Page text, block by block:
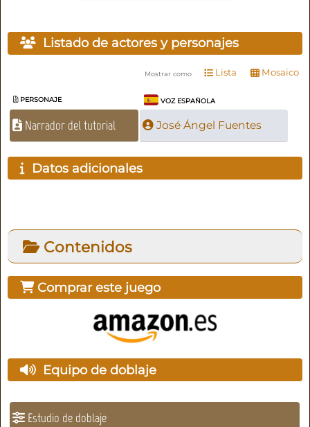
Listado de actores y personajes
Mostrar como Lista Mosaico
PERSONAJE VOZ ESPAÑOLA
Narrador del tutorial José Ángel Fuentes
Datos adicionales
Contenidos
Comprar este juego
Equipo de doblaje
Estudio de doblaje